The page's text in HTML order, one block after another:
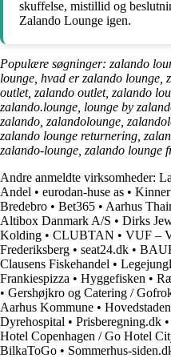
skuffelse, mistillid og
Zalando Lounge igen.
Populære søgninger: zalando
lounge, hvad er zalando lounge,
outlet, zalando outlet, zalando
zalando.lounge, lounge by
zalando, zalandolounge,
zalando lounge returnering,
zalando-lounge, zalando lounge
Andre anmeldte virksomheder:
Andel • eurodan-huse as •
Bredebro • Bet365 • Aarhus
Altibox Danmark A/S • Dirks
Kolding • CLUBTAN • VUF –
Frederiksberg • seat24.dk •
Clausens Fiskehandel •
Frankiespizza • Hyggefisken •
• Gershøjkro og Catering /
Aarhus Kommune •
Dyrehospital • Prisberegning.dk •
Hotel Copenhagen / Go Hotel
BilkaToGo • Sommerhus-